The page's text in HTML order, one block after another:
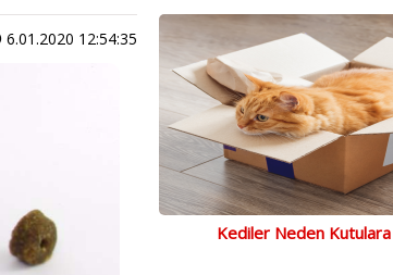
6.01.2020 12:54:35
Kediler Neden Kutulara